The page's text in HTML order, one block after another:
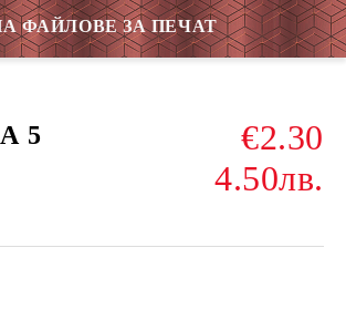
ФАЙЛОВЕ ЗА ПЕЧАТ
5
€2.30
4.50лв.